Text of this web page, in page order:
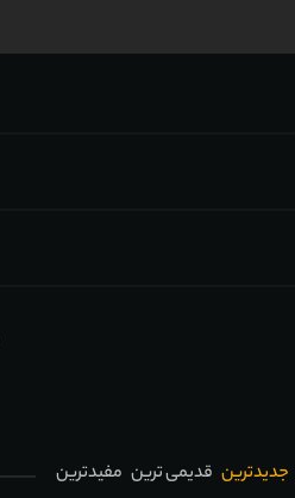
جدیدترین قدیمی ترین مفیدترین